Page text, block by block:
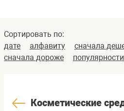
Сортировать по:
дате
алфавиту
сначала
сначала дороже
популярности
Косметические